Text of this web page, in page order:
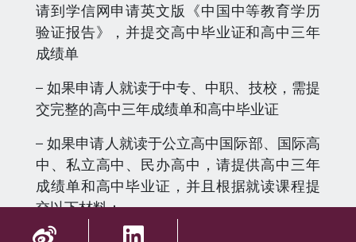
请到学信网申请英文版《中国中等教育学历
验证报告》，并提交高中毕业证和高中三年
成绩单
– 如果申请人就读于中专、中职、技校，需提
交完整的高中三年成绩单和高中毕业证
– 如果申请人就读于公立高中国际部、国际高
中、私立高中、民办高中，请提供高中三年
成绩单和高中毕业证，并且根据就读课程提
交以下材料：